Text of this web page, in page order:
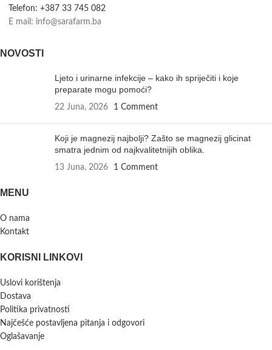
Telefon: +387 33 745 082
E mail: info@sarafarm.ba
NOVOSTI
Ljeto i urinarne infekcije – kako ih spriječiti i koje
preparate mogu pomoći?
22 Juna, 2026 1 Comment
Koji je magnezij najbolji? Zašto se magnezij glicinat
smatra jednim od najkvalitetnijih oblika.
13 Juna, 2026 1 Comment
MENU
O nama
Kontakt
KORISNI LINKOVI
Uslovi korištenja
Dostava
Politika privatnosti
Najčešće postavljena pitanja i odgovori
Oglašavanje